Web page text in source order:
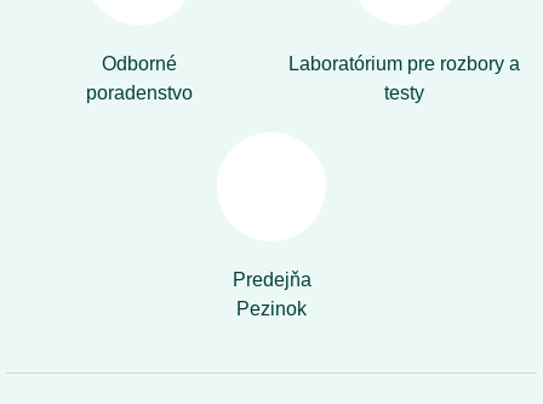
Odborné
poradenstvo
Laboratórium pre rozbory a
testy
Predejňa
Pezinok